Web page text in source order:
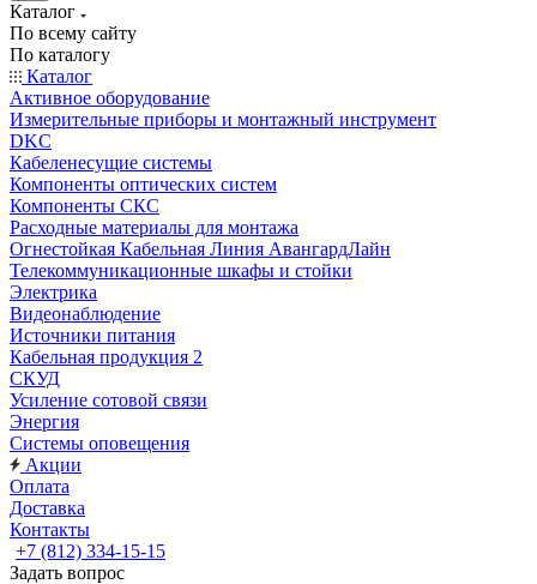
Каталог
По всему сайту
По каталогу
Каталог
Активное оборудование
Измерительные приборы и монтажный инструмент
DKC
Кабеленесущие системы
Компоненты оптических систем
Компоненты СКС
Расходные материалы для монтажа
Огнестойкая Кабельная Линия АвангардЛайн
Телекоммуникационные шкафы и стойки
Электрика
Видеонаблюдение
Источники питания
Кабельная продукция 2
СКУД
Усиление сотовой связи
Энергия
Системы оповещения
Акции
Оплата
Доставка
Контакты
+7 (812) 334-15-15
Задать вопрос